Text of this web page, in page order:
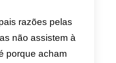
uma demonstração,
e mostre ao